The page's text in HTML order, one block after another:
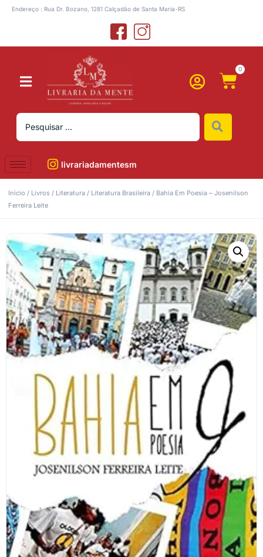
Endereço : Rua Dr. Bozano, 1281 Calçadão de Santa Maria-RS
0
livrariadamentesm
Início / Livros / Literatura / Literatura Brasileira / Bahia Em Poesia – Josenilson
Ferreira Leite